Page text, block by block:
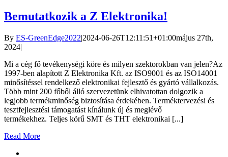
Bemutatkozik a Z Elektronika!
By ES-GreenEdge2022|2024-06-26T12:11:51+01:00május 27th,
2024|
Mi a cég fő tevékenységi köre és milyen szektorokban van jelen?Az
1997-ben alapított Z Elektronika Kft. az ISO9001 és az ISO14001
minősítéssel rendelkező elektronikai fejlesztő és gyártó vállalkozás.
Több mint 200 főből álló szervezetünk elhivatottan dolgozik a
legjobb termékminőség biztosítása érdekében. Terméktervezési és
tesztfejlesztési támogatást kínálunk új és meglévő
termékekhez. Teljes körű SMT és THT elektronikai [...]
Read More